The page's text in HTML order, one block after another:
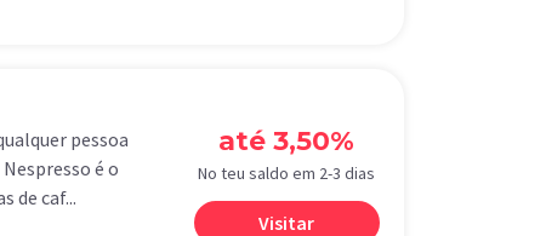
pessoa
é o
de caf...
até 3,50%
No teu saldo em 2-3 dias
Visitar